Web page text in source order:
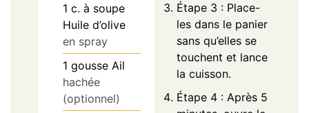
1 c. à soupe
Huile d’olive
en spray
1 gousse Ail
hachée
(optionnel)
Étape 3 : Place-
les dans le panier
sans qu’elles se
touchent et lance
la cuisson.
Étape 4 : Après 5